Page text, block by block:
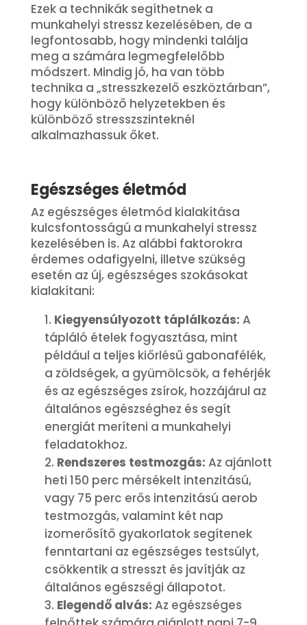
Ezek a technikák segíthetnek a
munkahelyi stressz kezelésében, de a
legfontosabb, hogy mindenki találja
meg a számára legmegfelelőbb
módszert. Mindig jó, ha van több
technika a „stresszkezelő eszköztárban”,
hogy különböző helyzetekben és
különböző stresszszinteknél
alkalmazhassuk őket.
Egészséges életmód
Az egészséges életmód kialakítása
kulcsfontosságú a munkahelyi stressz
kezelésében is. Az alábbi faktorokra
érdemes odafigyelni, illetve szükség
esetén az új, egészséges szokásokat
kialakítani:
Kiegyensúlyozott táplálkozás: A
tápláló ételek fogyasztása, mint
például a teljes kiőrlésű gabonafélék,
a zöldségek, a gyümölcsök, a fehérjék
és az egészséges zsírok, hozzájárul az
általános egészséghez és segít
energiát meríteni a munkahelyi
feladatokhoz.
Rendszeres testmozgás: Az ajánlott
heti 150 perc mérsékelt intenzitású,
vagy 75 perc erős intenzitású aerob
testmozgás, valamint két nap
izomerősítő gyakorlatok segítenek
fenntartani az egészséges testsúlyt,
csökkentik a stresszt és javítják az
általános egészségi állapotot.
Elegendő alvás: Az egészséges